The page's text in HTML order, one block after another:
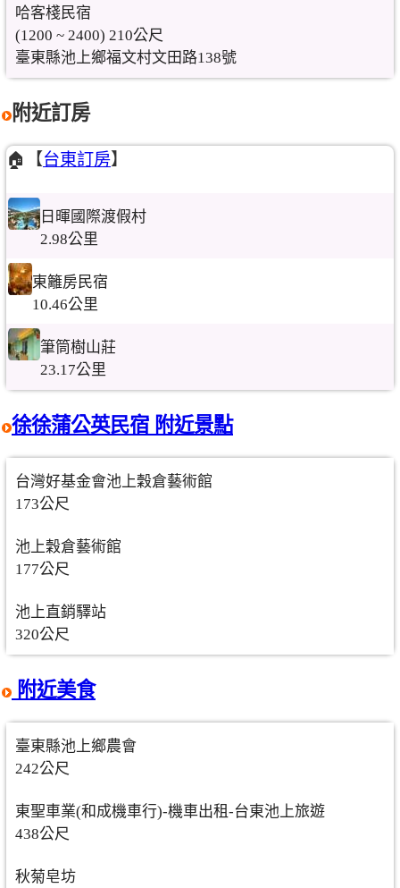
哈客棧民宿
(1200 ~ 2400) 210公尺
臺東縣池上鄉福文村文田路138號
附近訂房
🏠【台東訂房】
日暉國際渡假村
2.98公里
東籬房民宿
10.46公里
筆筒樹山莊
23.17公里
徐徐蒲公英民宿 附近景點
台灣好基金會池上穀倉藝術館
173公尺
池上穀倉藝術館
177公尺
池上直銷驛站
320公尺
附近美食
臺東縣池上鄉農會
242公尺
東聖車業(和成機車行)-機車出租-台東池上旅遊
438公尺
秋菊皂坊